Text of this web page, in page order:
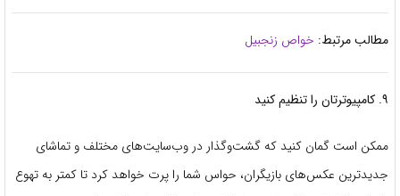
مطالب مرتبط: خواص زنجبیل
۹. کامپیوترتان را تنظیم کنید
ممکن است گمان کنید که گشت‌وگذار در وب‌سایت‌های مختلف و تماشای
جدیدترین عکس‌های بازیگران، حواس شما را پرت خواهد کرد تا کمتر به تهوع